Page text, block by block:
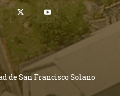
de San Francisco Solano